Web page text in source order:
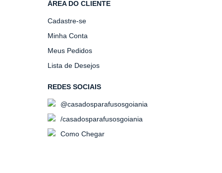
ÁREA DO CLIENTE
Cadastre-se
Minha Conta
Meus Pedidos
Lista de Desejos
REDES SOCIAIS
@casadosparafusosgoiania
/casadosparafusosgoiania
Como Chegar